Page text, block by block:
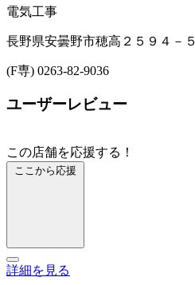
電気工事
長野県安曇野市穂高２５９４－５
(F専) 0263-82-9036
ユーザーレビュー
この店舗を応援する！
ここから応援
詳細を見る